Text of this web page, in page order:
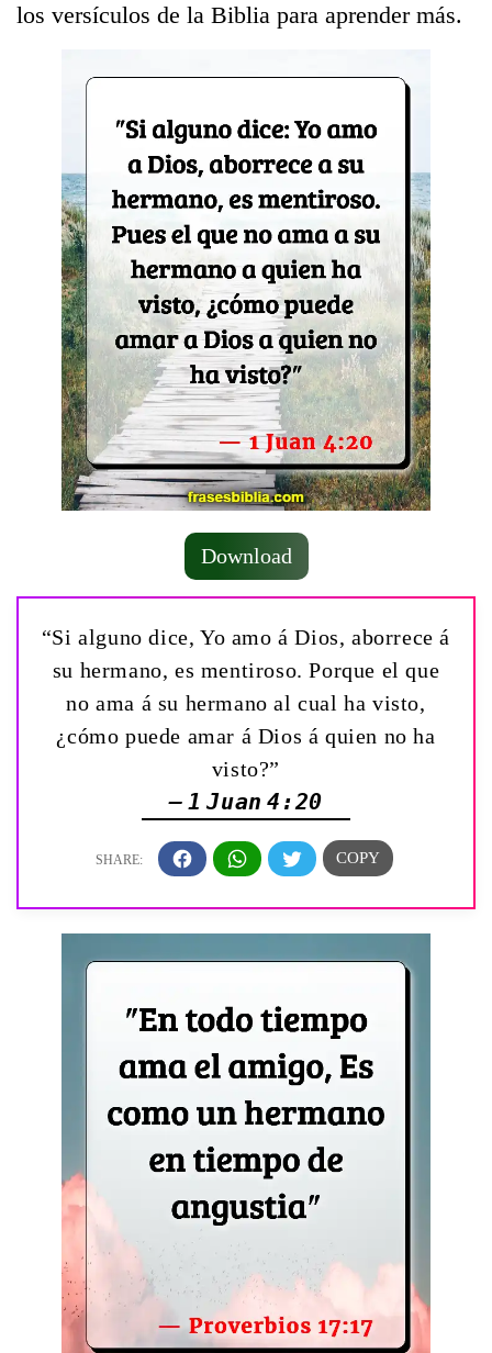
los versículos de la Biblia para aprender más.
Download
“Si alguno dice, Yo amo á Dios, aborrece á
su hermano, es mentiroso. Porque el que
no ama á su hermano al cual ha visto,
¿cómo puede amar á Dios á quien no ha
visto?”
— 1 Juan 4:20